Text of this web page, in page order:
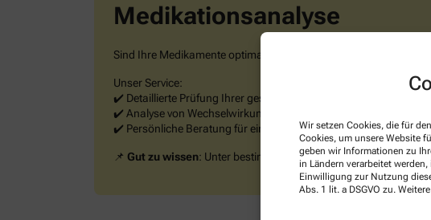
Wir setzen Cookies, die für
Cookies, um unsere Website
geben wir Informationen zu
in Ländern verarbeitet
Einwilligung zur Nutzung
Abs. 1 lit. a DSGVO zu.
Medikationsanalyse
Sind Ihre Medikamente optimal aufeinander abgestimmt? Unser
Unser Service:
✔️ Detaillierte Prüfung Ihrer gesamten Medikation
✔️ Analyse von Wechselwirkungen und Risiken
✔️ Persönliche Beratung für eine sichere und effektive
📌 Gut zu wissen: Unter bestimmten Voraussetzungen